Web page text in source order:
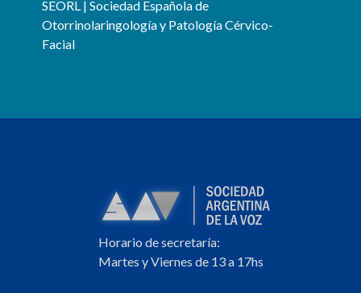
SEORL | Sociedad Española de
Otorrinolaringología y Patología Cérvico-
Facial
Horario de secretaría:
Martes y Viernes de 13 a 17hs